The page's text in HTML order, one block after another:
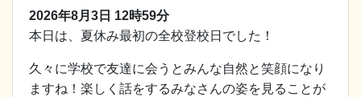
2026年8月3日 12時59分
本日は、夏休み最初の全校登校日でした！
久々に学校で友達に会うとみんな自然と笑顔になり
ますね！楽しく話をするみなさんの姿を見ることが